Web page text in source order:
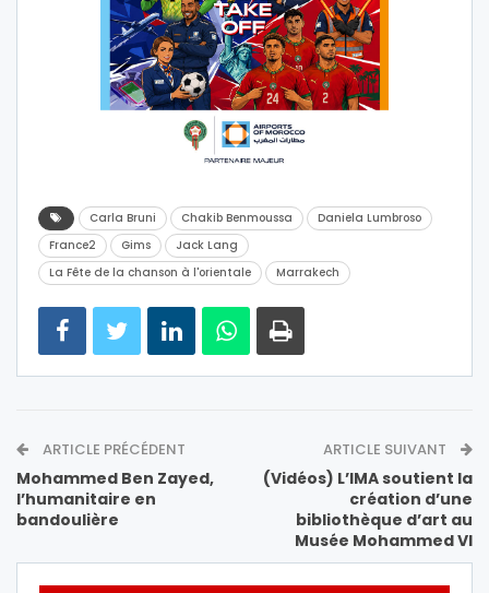
Carla Bruni Chakib Benmoussa
Daniela Lumbroso
France2
Gims
Jack Lang
La Fête de la chanson à l'orientale
Marrakech
ARTICLE PRÉCÉDENT
Mohammed Ben Zayed,
l’humanitaire en
bandoulière
ARTICLE SUIVANT
(Vidéos) L’IMA soutient la
création d’une
bibliothèque d’art au
Musée Mohammed VI